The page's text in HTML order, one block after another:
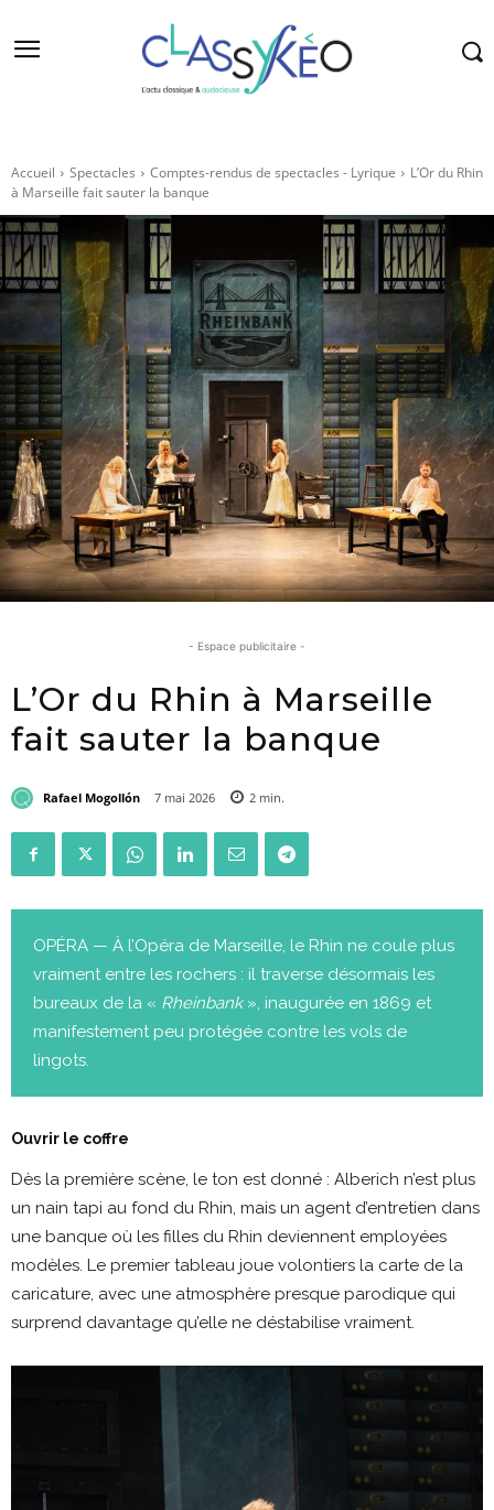
Accueil Spectacles Comptes-rendus de spectacles - Lyrique
L’Or du Rhin
à Marseille fait sauter la banque
- Espace publicitaire -
L’Or du Rhin à Marseille
fait sauter la banque
Rafael Mogollón 7 mai 2026 2 min.
OPÉRA — À l’Opéra de Marseille, le Rhin ne coule plus
vraiment entre les rochers : il traverse désormais les
bureaux de la « Rheinbank», inaugurée en 1869 et
manifestement peu protégée contre les vols de
lingots.
Ouvrir le coffre
Dès la première scène, le ton est donné : Alberich n’est plus
un nain tapi au fond du Rhin, mais un agent d’entretien dans
une banque où les filles du Rhin deviennent employées
modèles. Le premier tableau joue volontiers la carte de la
caricature, avec une atmosphère presque parodique qui
surprend davantage qu’elle ne déstabilise vraiment.